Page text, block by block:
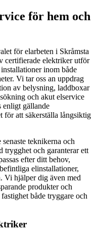
för hem och
för elarbeten i Skråmsta
certifierade elektriker utför
inom både
Vi tar oss an uppdrag
av belysning, laddboxar
och akut elservice
enligt gällande
för att säkerställa långsiktig
teknikerna och
trygghet och garanterar ett
efter ditt behov,
elinstallationer,
Vi hjälper dig även med
produkter och
både tryggare och